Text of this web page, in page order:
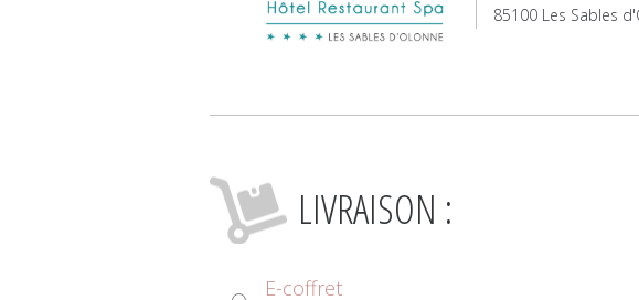
85100 Les Sables
LIVRAISON :
E-coffret